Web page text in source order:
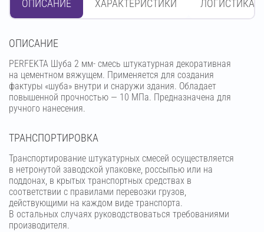
ОПИСАНИЕ ХАРАКТЕРИСТИКИ ЛОГИСТИКА
OПИСАНИЕ
PERFEKTA Шуба 2 мм- смесь штукатурная декоративная
на цементном вяжущем. Применяется для создания
фактуры «шуба» внутри и снаружи здания. Обладает
повышенной прочностью — 10 МПа. Предназначена для
ручного нанесения.
ТРАНСПОРТИРОВКА
Транспортирование штукатурных смесей осуществляется
в нетронутой заводской упаковке, россыпью или на
поддонах, в крытых транспортных средствах в
соответствии с правилами перевозки грузов,
действующими на каждом виде транспорта.
В остальных случаях руководствоваться требованиями
производителя.